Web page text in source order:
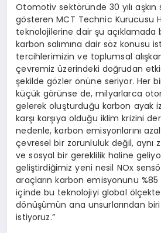
Otomotiv sektöründe 30 yılı
gösteren MCT Technic Kurucusu
teknolojilerine dair şu açıklamada
karbon salımına dair söz konusu
tercihlerimizin ve toplumsal
çevremiz üzerindeki doğrudan
şekilde gözler önüne seriyor. Her
küçük görünse de, milyarlarca
gelerek oluşturduğu karbon ayak
karşı karşıya olduğu iklim krizini
nedenle, karbon emisyonlarını
çevresel bir zorunluluk değil, aynı
ve sosyal bir gereklilik haline
geliştirdiğimiz yeni nesil NOx
araçların karbon emisyonunu %85
içinde bu teknolojiyi global
dönüşümün ana unsurlarından
istiyoruz.”